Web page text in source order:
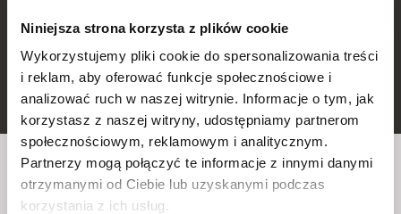
Niniejsza strona korzysta z plików cookie
Wykorzystujemy pliki cookie do spersonalizowania treści
i reklam, aby oferować funkcje społecznościowe i
analizować ruch w naszej witrynie. Informacje o tym, jak
korzystasz z naszej witryny, udostępniamy partnerom
społecznościowym, reklamowym i analitycznym.
Partnerzy mogą połączyć te informacje z innymi danymi
otrzymanymi od Ciebie lub uzyskanymi podczas
korzystania z ich usług.
Czy chcesz regularnie otrzymywać newsletter z
naszym filmowym programem?